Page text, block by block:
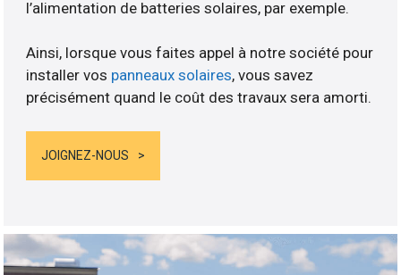
l’alimentation de batteries solaires, par exemple.
Ainsi, lorsque vous faites appel à notre société pour
installer vos panneaux solaires, vous savez
précisément quand le coût des travaux sera amorti.
JOIGNEZ-NOUS